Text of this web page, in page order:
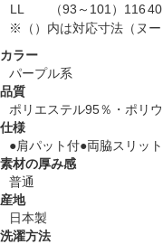
LL
（93～101）11640
※（）内は対応寸法（ヌー
カラー
パープル系
品質
ポリエステル95％・ポリ
仕様
●肩パット付●両脇スリッ
素材の厚み感
普通
産地
日本製
洗濯方法